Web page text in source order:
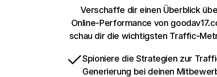
Verschaffe dir einen Überblick
Online-Performance von
schau dir die wichtigsten Traffic-
Spioniere die Strategien zur
Generierung bei deinen